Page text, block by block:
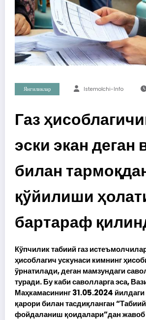
Янгиликлар Istemolchi-Info
Газ
эски экан деган
билан
қўйилиши
бартараф
Кўпчилик табиий газ
ҳисоблагич ускунаси кимнинг
ўрнатилади, деган мамзундаги
туради. Бу каби саволларга эса,
Маҳкамасининг 31.05.2024
қарори билан тасдиқланган
фойдаланиш қоидалари”дан